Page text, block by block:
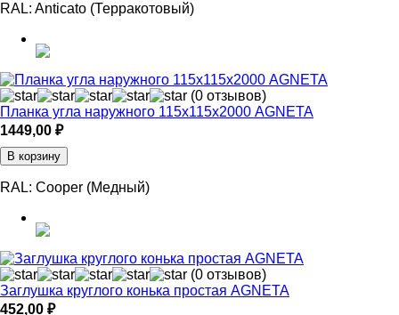
RAL: Anticato (Терракотовый)
(0 отзывов)
Планка угла наружного 115х115х2000 AGNETA
1449,00 ₽
В корзину
RAL: Cooper (Медный)
(0 отзывов)
Заглушка круглого конька простая AGNETA
452,00 ₽